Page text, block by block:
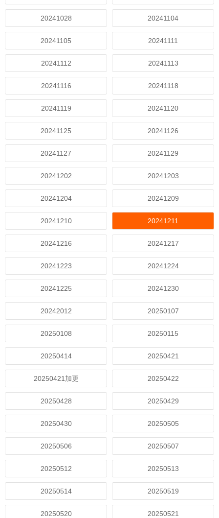
20241028 20241104
20241105 20241111
20241112 20241113
20241116 20241118
20241119 20241120
20241125 20241126
20241127 20241129
20241202 20241203
20241204 20241209
20241210 20241211
20241216 20241217
20241223 20241224
20241225 20241230
20242012 20250107
20250108 20250115
20250414 20250421
20250421加更 20250422
20250428 20250429
20250430 20250505
20250506 20250507
20250512 20250513
20250514 20250519
20250520 20250521